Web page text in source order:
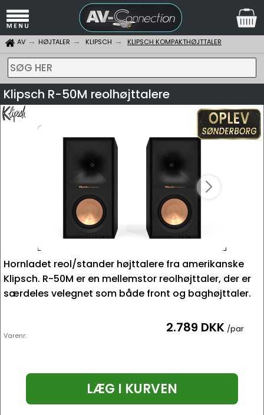
AV HØJTALER KLIPSCH KLIPSCH KOMPAKTHØJTTALER
SØG HER
Klipsch R-50M reolhøjttalere
Hornladet reol/stander højttalere fra amerikanske
Klipsch. R-50M er en mellemstor reolhøjttaler, der er
særdeles velegnet som både front og baghøjttaler.
Varenr: 2.789 DKK /par
LÆG I KURVEN